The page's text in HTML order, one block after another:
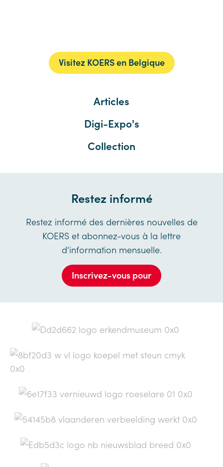
Visitez KOERS en Belgique
Articles
Digi-Expo's
Collection
Restez informé
Restez informé des dernières nouvelles de
KOERS et abonnez-vous à la lettre
d'information mensuelle.
Inscrivez-vous pour